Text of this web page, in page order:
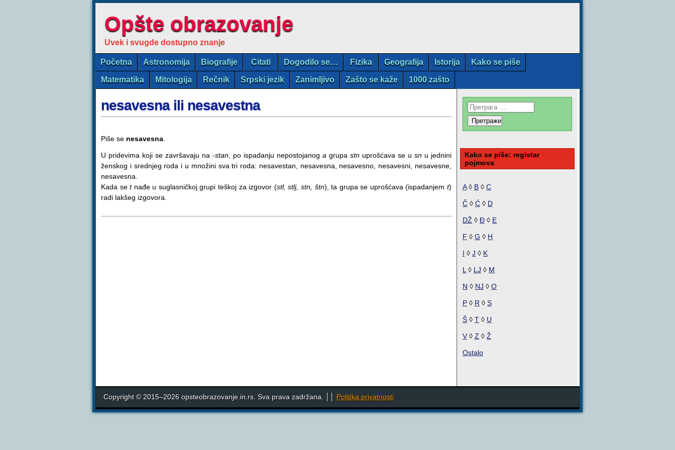
Opšte obrazovanje
Uvek i svugde dostupno znanje
Početna Astronomija Biografije Citati Dogodilo se… Fizika Geografija Istorija Kako se piše
Matematika Mitologija Rečnik Srpski jezik Zanimljivo Zašto se kaže 1000 zašto
nesavesna ili nesavestna
Piše se nesavesna
U pridevima koji se završavaju na -stan , po ispadanju nepostojanog a grupa stn uprošćava se u sn u jednini
ženskog i srednjeg roda i u množini sva tri roda: nesavestan, nesavesna, nesavesno, nesavesni, nesavesne,
nesavesna.
Kada setnađe u suglasničkoj grupi teškoj za izgovor (stl, stlj, stn, štn), ta grupa se uprošćava (ispadanjemt)
radi lakšeg izgovora.
Kako se piše: registar
pojmova
A◊ B ◊ C
Č ◊ Ć ◊ D
DŽ ◊ Đ ◊ E
F ◊ G ◊ H
I ◊ J ◊ K
L ◊ LJ ◊ M
N ◊ NJ ◊ O
P ◊ R ◊ S
Š ◊ T ◊ U
V ◊ Z ◊ Ž
Ostalo
Copyright © 2015–2026 opsteobrazovanje.in.rs. Sva prava zadržana. ││ Politika privatnosti